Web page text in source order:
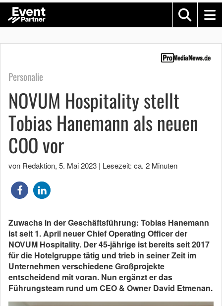
Personalie
NOVUM Hospitality stellt
Tobias Hanemann als neuen
COO vor
von Redaktion, 5. Mai 2023 | Lesezeit: ca. 2 Minuten
Zuwachs in der Geschäftsführung: Tobias Hanemann
ist seit 1. April neuer Chief Operating Officer der
NOVUM Hospitality. Der 45-jährige ist bereits seit 2017
für die Hotelgruppe tätig und trieb in seiner Zeit im
Unternehmen verschiedene Großprojekte
entscheidend mit voran. Nun ergänzt er das
Führungsteam rund um CEO & Owner David Etmenan.